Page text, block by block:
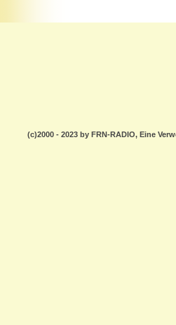
(c)2000 - 2023 by FRN-RADIO, Eine